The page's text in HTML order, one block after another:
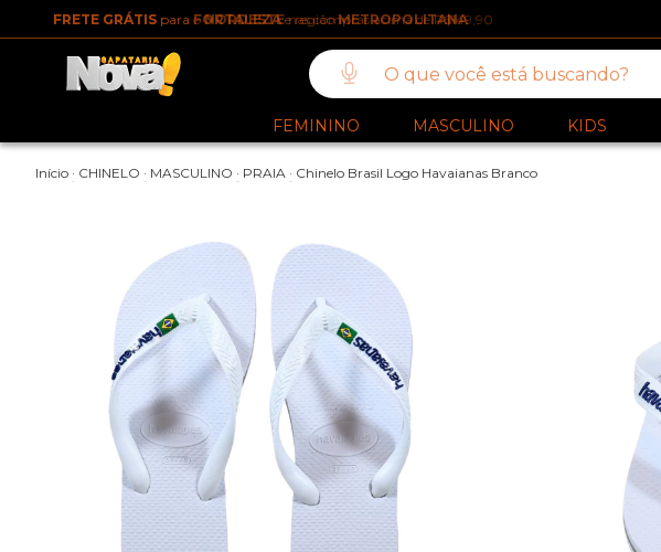
FRETE GRÁTIS para FORTALEZAe regiãoMETROPOLITANA
FEMININO MASCULINO KIDS
Início · CHINELO · MASCULINO · PRAIA · Chinelo Brasil Logo Havaianas Branco